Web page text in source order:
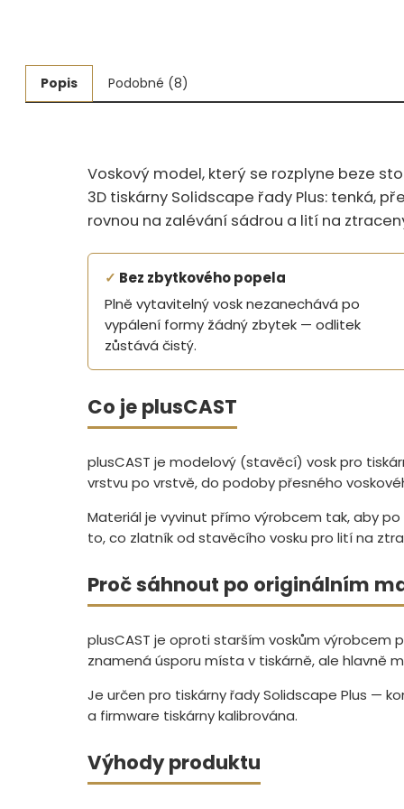
Fasování a gravírování
Základní vybavení dílny
Navlékací nitě, struny, podložky
3D technologie
Hodinářské potřeby
Lupy a mikroskopy
Popis Podobné (8)
Voskový model, který se rozplyne beze
3D tiskárny Solidscape řady Plus: tenká,
rovnou na zalévání sádrou a lití na
✓ Bez zbytkového popela
Plně vytavitelný vosk nezanechává po
vypálení formy žádný zbytek — odlitek
zůstává čistý.
Co je plusCAST
plusCAST je modelový (stavěcí) vosk pro
vrstvu po vrstvě, do podoby přesného
Materiál je vyvinut přímo výrobcem tak, aby
to, co zlatník od stavěcího vosku pro lití na
Proč sáhnout po originálním
plusCAST je oproti starším voskům
znamená úsporu místa v tiskárně, ale hlavně
Je určen pro tiskárny řady Solidscape Plus —
a firmware tiskárny kalibrována.
Výhody produktu